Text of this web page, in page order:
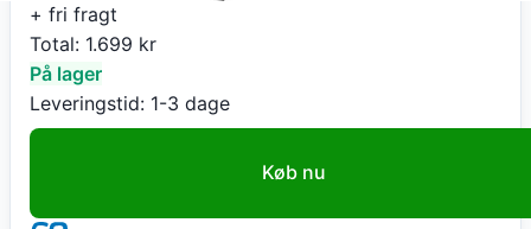
+ fri fragt
Total: 1.699 kr
På lager
Leveringstid: 1-3 dage
Køb nu